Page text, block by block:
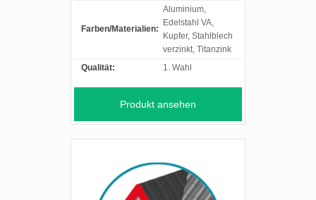
Farben/Materialien:
Aluminium,
Edelstahl VA,
Kupfer, Stahlblech
verzinkt, Titanzink
Qualität:
1. Wahl
Produkt ansehen